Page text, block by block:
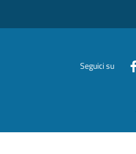
Seguici su